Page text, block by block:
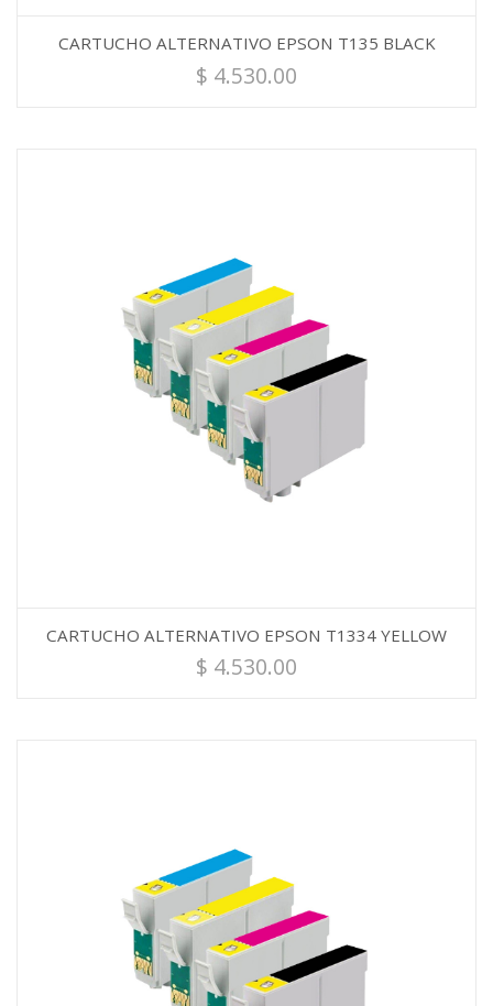
CARTUCHO ALTERNATIVO EPSON T135 BLACK
$ 4.530.00
CARTUCHO ALTERNATIVO EPSON T1334 YELLOW
$ 4.530.00